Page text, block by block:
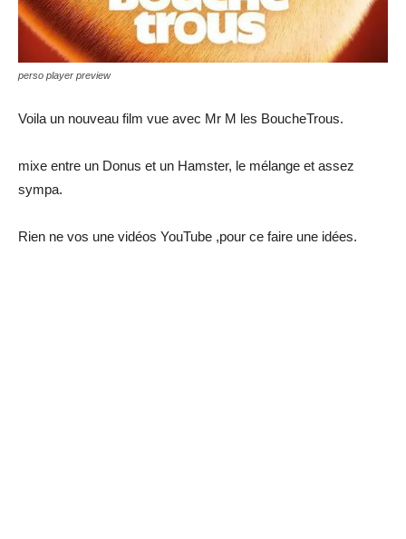
perso player preview
Voila un nouveau film vue avec Mr M les BoucheTrous.
mixe entre un Donus et un Hamster, le mélange et assez
sympa.
Rien ne vos une vidéos YouTube ,pour ce faire une idées.